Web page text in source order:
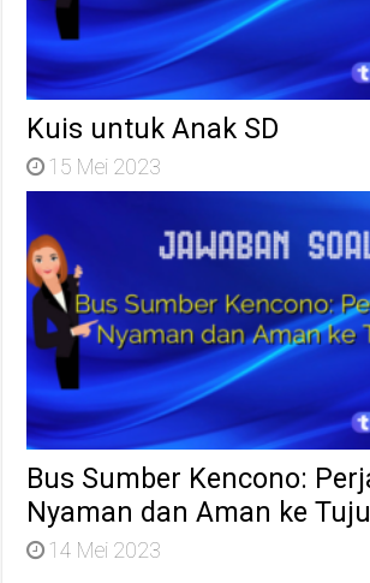
Kuis untuk Anak SD
15 Mei 2023
Bus Sumber Kencono:
Nyaman dan Aman ke
14 Mei 2023